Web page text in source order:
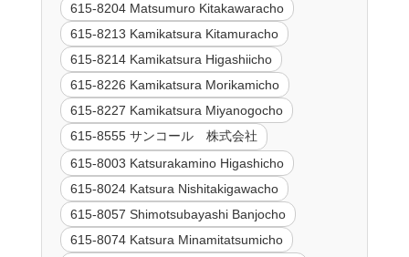
615-8204 Matsumuro Kitakawaracho
615-8213 Kamikatsura Kitamuracho
615-8214 Kamikatsura Higashiicho
615-8226 Kamikatsura Morikamicho
615-8227 Kamikatsura Miyanogocho
615-8555 サンコール 株式会社
615-8003 Katsurakamino Higashicho
615-8024 Katsura Nishitakigawacho
615-8057 Shimotsubayashi Banjocho
615-8074 Katsura Minamitatsumicho